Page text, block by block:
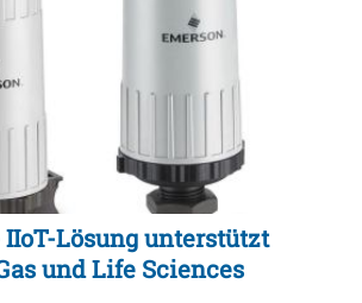
Lösung unterstützt
und Life Sciences